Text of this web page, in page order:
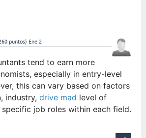
puntos) Ene 2
tend to earn more
especially in entry-level
this can vary based on factors
industry, drive mad level of
specific job roles within each field.